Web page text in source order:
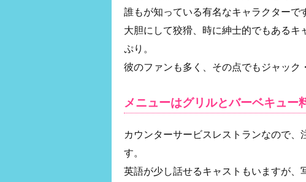
誰もが知っている有名なキャラクターで
大胆にして狡猾、時に紳士的でもある
ぷり。
彼のファンも多く、その点でもジャック
メニューはグリルとバーベキュー
カウンターサービスレストランなので
す。
英語が少し話せるキャストもいますが